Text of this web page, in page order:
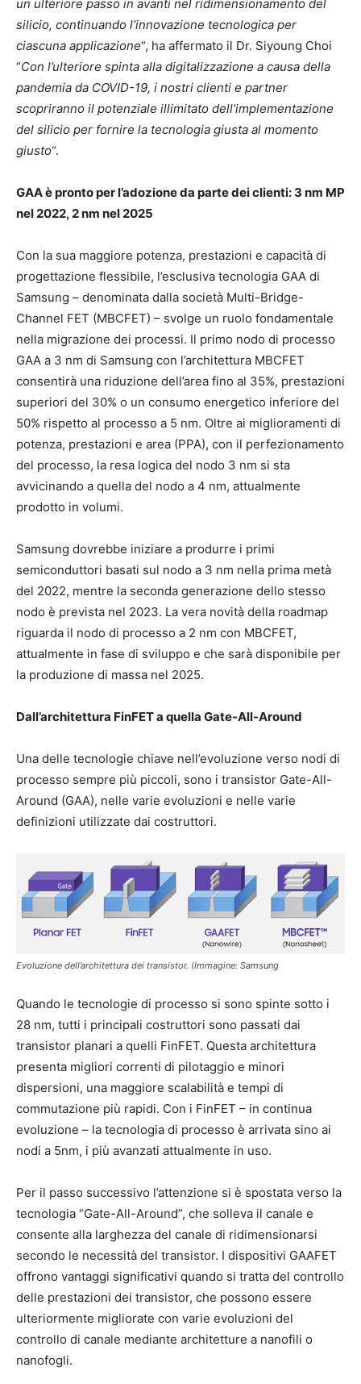
un ulteriore passo in avanti nel ridimensionamento del
silicio, continuando l’innovazione tecnologica per
ciascuna applicazione“, ha affermato il Dr. Siyoung Choi
“Con l’ulteriore spinta alla digitalizzazione a causa della
pandemia da COVID-19, i nostri clienti e partner
scopriranno il potenziale illimitato dell’implementazione
del silicio per fornire la tecnologia giusta al momento
giusto“.
GAA è pronto per l’adozione da parte dei clienti: 3 nm MP
nel 2022, 2 nm nel 2025
Con la sua maggiore potenza, prestazioni e capacità di
progettazione flessibile, l’esclusiva tecnologia GAA di
Samsung – denominata dalla società Multi-Bridge-
Channel FET (MBCFET) – svolge un ruolo fondamentale
nella migrazione dei processi. Il primo nodo di processo
GAA a 3 nm di Samsung con l’architettura MBCFET
consentirà una riduzione dell’area fino al 35%, prestazioni
superiori del 30% o un consumo energetico inferiore del
50% rispetto al processo a 5 nm. Oltre ai miglioramenti di
potenza, prestazioni e area (PPA), con il perfezionamento
del processo, la resa logica del nodo 3 nm si sta
avvicinando a quella del nodo a 4 nm, attualmente
prodotto in volumi.
Samsung dovrebbe iniziare a produrre i primi
semiconduttori basati sul nodo a 3 nm nella prima metà
del 2022, mentre la seconda generazione dello stesso
nodo è prevista nel 2023. La vera novità della roadmap
riguarda il nodo di processo a 2 nm con MBCFET,
attualmente in fase di sviluppo e che sarà disponibile per
la produzione di massa nel 2025.
Dall’architettura FinFET a quella Gate-All-Around
Una delle tecnologie chiave nell’evoluzione verso nodi di
processo sempre più piccoli, sono i transistor Gate-All-
Around (GAA), nelle varie evoluzioni e nelle varie
definizioni utilizzate dai costruttori.
Evoluzione dell’architettura dei transistor. (Immagine: Samsung
Quando le tecnologie di processo si sono spinte sotto i
28 nm, tutti i principali costruttori sono passati dai
transistor planari a quelli FinFET. Questa architettura
presenta migliori correnti di pilotaggio e minori
dispersioni, una maggiore scalabilità e tempi di
commutazione più rapidi. Con i FinFET – in continua
evoluzione – la tecnologia di processo è arrivata sino ai
nodi a 5nm, i più avanzati attualmente in uso.
Per il passo successivo l’attenzione si è spostata verso la
tecnologia “Gate-All-Around”, che solleva il canale e
consente alla larghezza del canale di ridimensionarsi
secondo le necessità del transistor. I dispositivi GAAFET
offrono vantaggi significativi quando si tratta del controllo
delle prestazioni dei transistor, che possono essere
ulteriormente migliorate con varie evoluzioni del
controllo di canale mediante architetture a nanofili o
nanofogli.